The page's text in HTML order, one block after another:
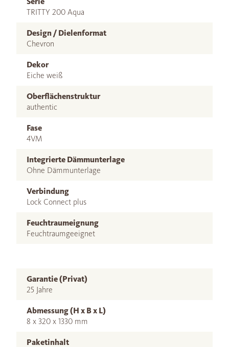
TRITTY 200 Aqua
Design / Dielenformat
Chevron
Dekor
Eiche weiß
Oberflächenstruktur
authentic
Fase
4VM
Integrierte Dämmunterlage
Ohne Dämmunterlage
Verbindung
Lock Connect plus
Feuchtraumeignung
Feuchtraumgeeignet
Garantie (Privat)
25 Jahre
Abmessung (H x B x L)
8 x 320 x 1330 mm
Paketinhalt